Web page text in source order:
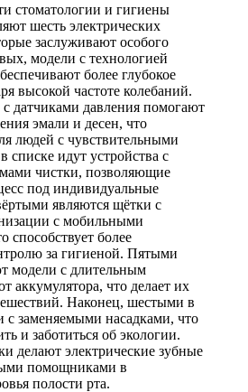
стоматологии и гигиены
шесть электрических
заслуживают особого
модели с технологией
более глубокое
высокой частоте колебаний.
датчиками давления помогают
эмали и десен, что
людей с чувствительными
списке идут устройства с
чистки, позволяющие
под индивидуальные
являются щётки с
с мобильными
способствует более
за гигиеной. Пятыми
модели с длительным
аккумулятора, что делает их
Наконец, шестыми в
с заменяемыми насадками, что
и заботиться об экологии.
делают электрические зубные
помощниками в
полости рта.